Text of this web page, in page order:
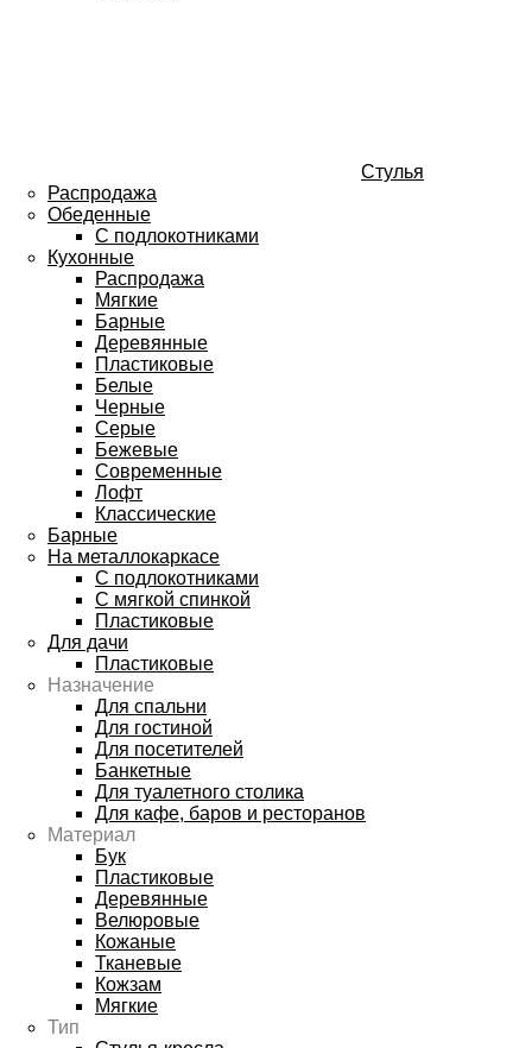
Стулья
Распродажа
Обеденные
С подлокотниками
Кухонные
Распродажа
Мягкие
Барные
Деревянные
Пластиковые
Белые
Черные
Серые
Бежевые
Современные
Лофт
Классические
Барные
На металлокаркасе
С подлокотниками
С мягкой спинкой
Пластиковые
Для дачи
Пластиковые
Назначение
Для спальни
Для гостиной
Для посетителей
Банкетные
Для туалетного столика
Для кафе, баров и ресторанов
Материал
Бук
Пластиковые
Деревянные
Велюровые
Кожаные
Тканевые
Кожзам
Мягкие
Тип